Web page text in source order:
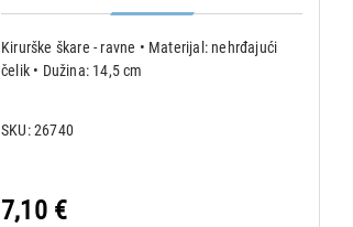
Kirurške škare - ravne • Materijal: nehrđajući
čelik • Dužina: 14,5 cm
SKU: 26740
7,10 €